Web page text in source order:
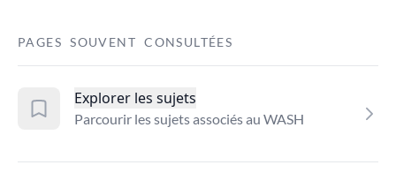
PAGES SOUVENT CONSULTÉES
Explorer les sujets
Parcourir les sujets associés au WASH